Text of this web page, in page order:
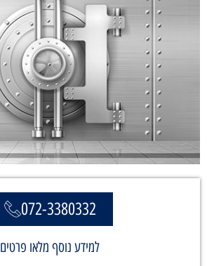
072-3380332
למידע נוסף מלאו פרטים